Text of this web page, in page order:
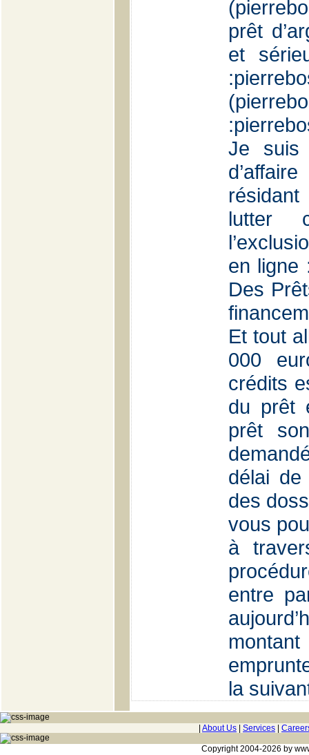
prêt
et
Je suis
lutter
en ligne
Des
Et tout
000
crédits
du prêt
prêt
délai
des
vous
à
entre
la
About Us Services
Copyright 2004-2026 by